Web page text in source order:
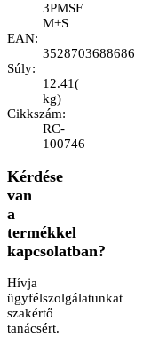
3PMSF
M+S
EAN:
3528703688686
Súly:
12.41(
kg)
Cikkszám:
RC-
100746
Kérdése
van
a
termékkel
kapcsolatban?
Hívja
ügyfélszolgálatunkat
szakértő
tanácsért.